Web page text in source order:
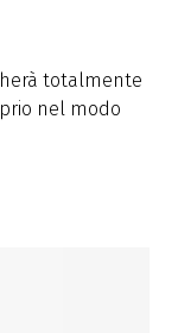
totalmente
nel modo